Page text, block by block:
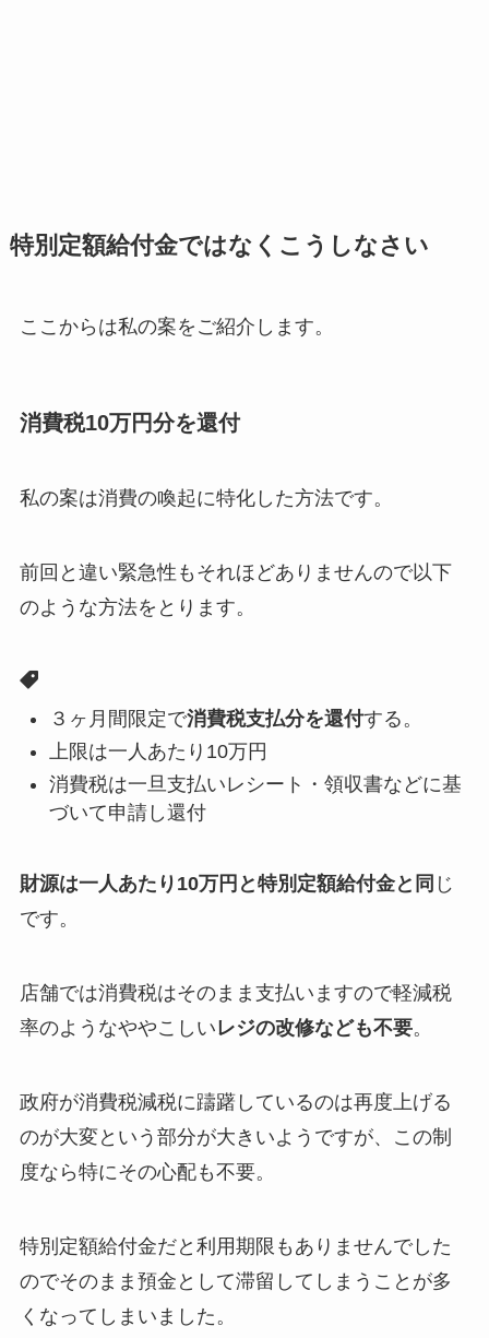
特別定額給付金ではなくこうしなさい
ここからは私の案をご紹介します。
消費税10万円分を還付
私の案は消費の喚起に特化した方法です。
前回と違い緊急性もそれほどありませんので以下
のような方法をとります。
３ヶ月間限定で消費税支払分を還付する。
上限は一人あたり10万円
消費税は一旦支払いレシート・領収書などに基
づいて申請し還付
財源は一人あたり10万円と特別定額給付金と同 じ
です。
店舗では消費税はそのまま支払いますので軽減税
率のようなややこしいレジの改修なども不要。
政府が消費税減税に躊躇しているのは再度上げる
のが大変という部分が大きいようですが、この制
度なら特にその心配も不要。
特別定額給付金だと利用期限もありませんでした
のでそのまま預金として滞留してしまうことが多
くなってしまいました。